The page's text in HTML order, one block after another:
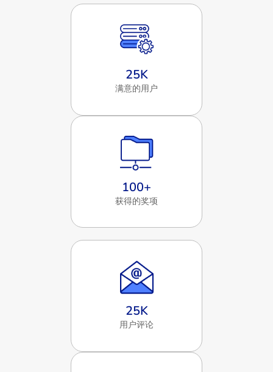
25K
满意的用户
100+
获得的奖项
25K
用户评论